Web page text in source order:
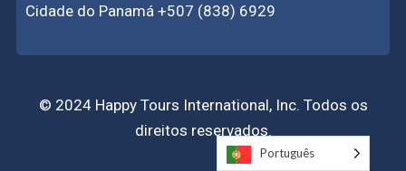
Português
Cidade do Panamá +507 (838) 6929
© 2024 Happy Tours International, Inc. Todos os
direitos reservados.
Português